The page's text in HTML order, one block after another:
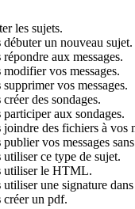
les sujets.
débuter un nouveau sujet.
répondre aux messages.
modifier vos messages.
supprimer vos messages.
créer des sondages.
participer aux sondages.
joindre des fichiers à vos
publier vos messages
utiliser ce type de sujet.
utiliser le HTML.
utiliser une signature
créer un pdf.